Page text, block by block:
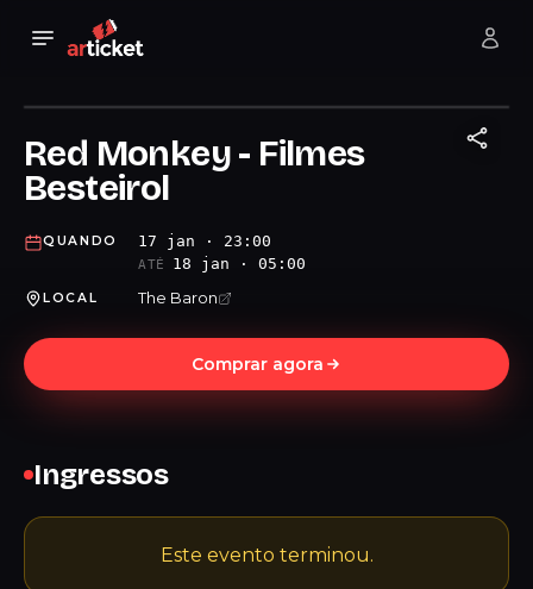
Red Monkey - Filmes
Besteirol
QUANDO 17 jan · 23:00
ATÉ 18 jan · 05:00
LOCAL The Baron
Comprar agora
Ingressos
Este evento terminou.